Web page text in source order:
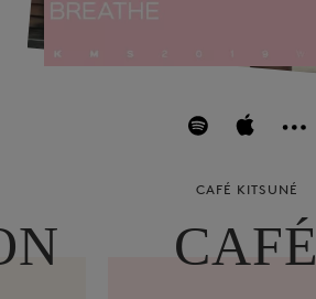
CAFÉ KITSUNÉ
CAFÉ